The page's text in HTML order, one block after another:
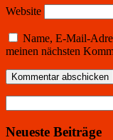
Website
Name, E-Mail-
meinen nächsten
nach:
Neueste Beiträge